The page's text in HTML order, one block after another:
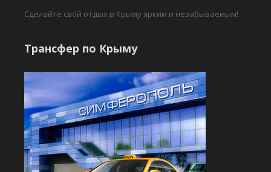
Сделайте свой отдых в Крыму ярким и незабываемым!
Трансфер по Крыму